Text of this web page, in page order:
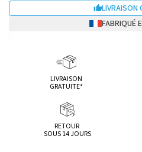
Clavier électronique
Puissance: 850W (Turbine à air
Fabriqué
LIVRAISON
FABRIQUÉ
LIVRAISON
GRATUITE*
RETOUR
SOUS 14 JOURS